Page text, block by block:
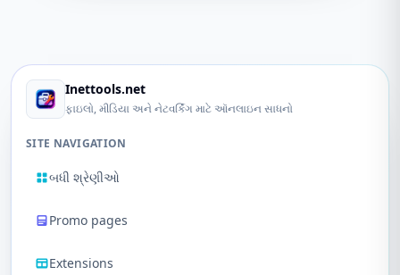
Inettools.net
ફાઇલો, મીડિયા અને નેટવર્કિંગ માટે ઑનલાઇન સાધનો
SITE NAVIGATION
બધી શ્રેણીઓ
Promo pages
Extensions